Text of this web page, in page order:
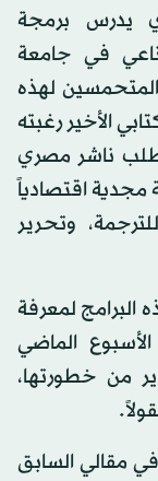
يدرس برمجة
في جامعة
لهذه
الأخير رغبته
ناشر مصري
مجدية اقتصادياً
وتحرير
لمعرفة
الماضي
من خطورتها،
مقالي السابق